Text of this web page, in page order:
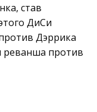
став
ДиСи
Дэррика
против